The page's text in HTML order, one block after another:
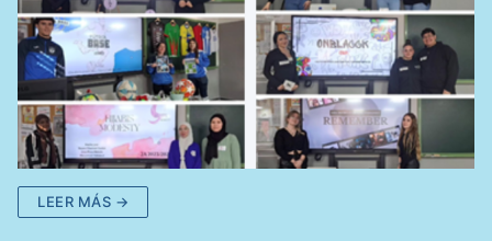
LEER MÁS →